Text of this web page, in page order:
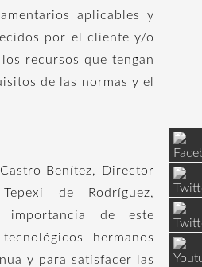
aplicables y
por el cliente y/o
recursos que tengan
de las normas y el
Benítez, Director
de Rodríguez,
de este
hermanos
y para satisfacer las